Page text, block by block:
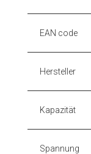
EAN code
Hersteller
Kapazität
Spannung